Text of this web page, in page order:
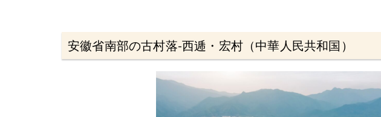
安徽省南部の古村落-西逓・宏村（中華人民共和国）